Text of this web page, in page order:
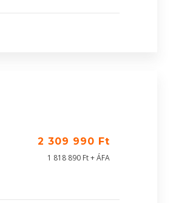
2 309 990 Ft
1 818 890 Ft + ÁFA